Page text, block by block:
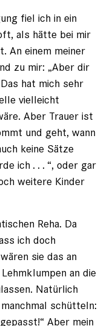
fiel ich in ein
als hätte bei mir
An einem meiner
zu mir: „Aber dir
hat mich sehr
vielleicht
Aber Trauer ist
und geht, wann
keine Sätze
ich . . . “, oder gar
weitere Kinder
Reha. Da
ich doch
sie das an
an die
Natürlich
schütteln:
Aber mein